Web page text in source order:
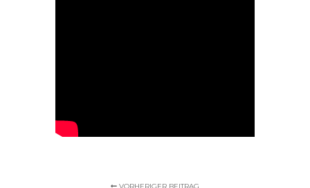
VORHERIGER BEITRAG